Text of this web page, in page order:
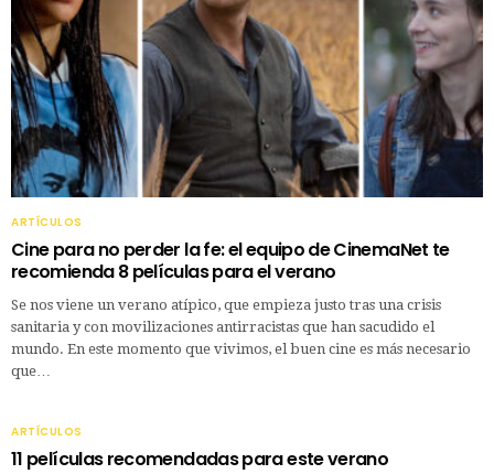
ARTÍCULOS
Cine para no perder la fe: el equipo de CinemaNet te
recomienda 8 películas para el verano
Se nos viene un verano atípico, que empieza justo tras una crisis
sanitaria y con movilizaciones antirracistas que han sacudido el
mundo. En este momento que vivimos, el buen cine es más necesario
que…
ARTÍCULOS
11 películas recomendadas para este verano